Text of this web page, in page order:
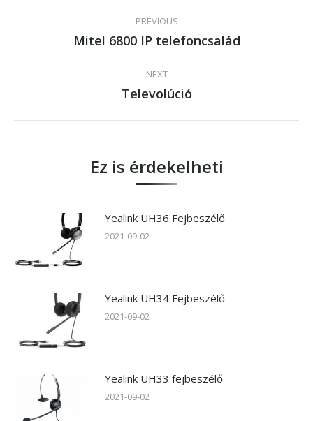
navigation
PREVIOUS
Previous
Mitel 6800 IP telefoncsalád
NEXT
Next
Televolúció
Ez is érdekelheti
Yealink UH36 Fejbeszélő
2021-09-02
Yealink UH34 Fejbeszélő
2021-09-02
Yealink UH33 fejbeszélő
2021-09-02